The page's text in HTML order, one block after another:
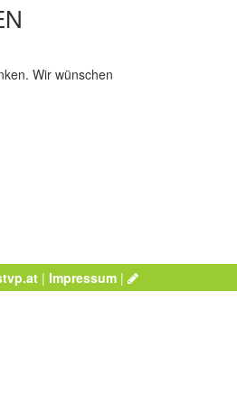
Wir wünschen
|Impressum |